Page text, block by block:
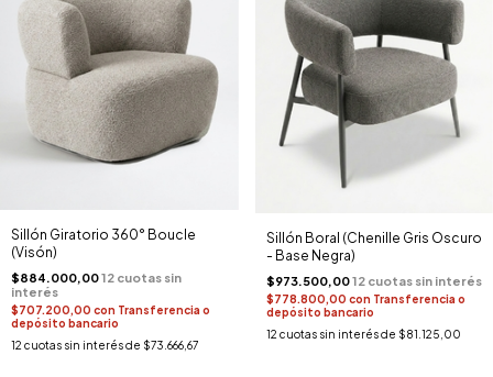
Sillón Giratorio 360° Boucle
(Visón)
$884.000,00
$707.200,00 con Transferencia o
depósito bancario
12 cuotas sin interés de $73.666,67
Sillón Boral (Chenille Gris Oscuro
- Base Negra)
$973.500,00
$778.800,00 con Transferencia o
depósito bancario
12 cuotas sin interés de $81.125,00